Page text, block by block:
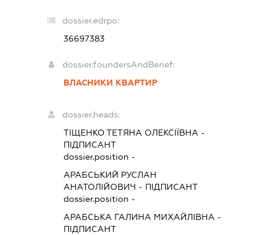
dossier.edrpo:
36697383
dossier.foundersAndBenef:
ВЛАСНИКИ КВАРТИР
dossier.heads:
ТІЩЕНКО ТЕТЯНА ОЛЕКСІЇВНА -
ПІДПИСАНТ
dossier.position -
АРАБСЬКИЙ РУСЛАН
АНАТОЛІЙОВИЧ - ПІДПИСАНТ
dossier.position -
АРАБСЬКА ГАЛИНА МИХАЙЛІВНА -
ПІДПИСАНТ